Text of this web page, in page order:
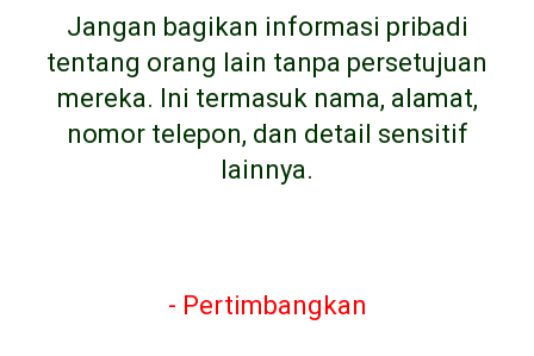
Jangan bagikan informasi pribadi
tentang orang lain tanpa persetujuan
mereka. Ini termasuk nama, alamat,
nomor telepon, dan detail sensitif
lainnya.
- Pertimbangkan